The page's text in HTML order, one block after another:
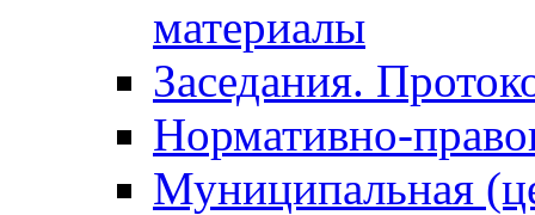
материалы
Заседания.
Нормативно-
Муниципальная